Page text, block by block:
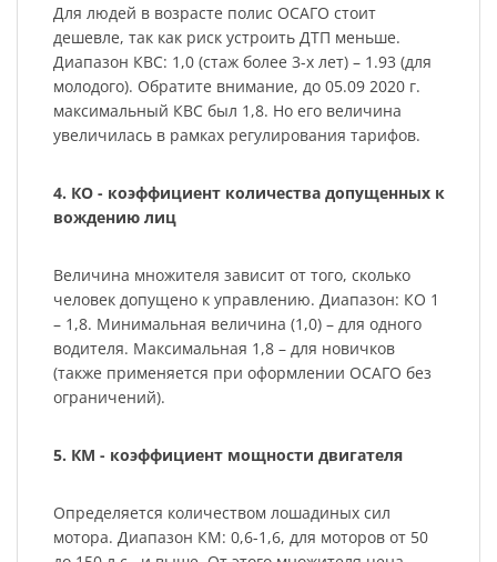
Для людей в возрасте полис ОСАГО стоит
дешевле, так как риск устроить ДТП меньше.
Диапазон КВС: 1,0 (стаж более 3-х лет) – 1.93 (для
молодого). Обратите внимание, до 05.09 2020 г.
максимальный КВС был 1,8. Но его величина
увеличилась в рамках регулирования тарифов.
4. КО - коэффициент количества допущенных к
вождению лиц
Величина множителя зависит от того, сколько
человек допущено к управлению. Диапазон: КО 1
– 1,8. Минимальная величина (1,0) – для одного
водителя. Максимальная 1,8 – для новичков
(также применяется при оформлении ОСАГО без
ограничений).
5. КМ - коэффициент мощности двигателя
Определяется количеством лошадиных сил
мотора. Диапазон КМ: 0,6-1,6, для моторов от 50